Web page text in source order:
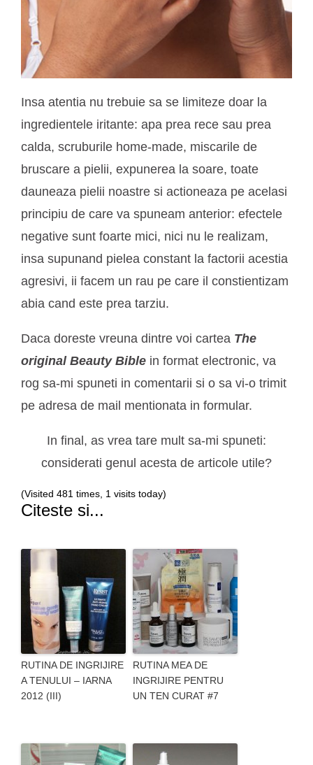
Insa atentia nu trebuie sa se limiteze doar la
ingredientele iritante: apa prea rece sau prea
calda, scruburile home-made, miscarile de
bruscare a pielii, expunerea la soare, toate
dauneaza pielii noastre si actioneaza pe acelasi
principiu de care va spuneam anterior: efectele
negative sunt foarte mici, nici nu le realizam,
insa supunand pielea constant la factorii acestia
agresivi, ii facem un rau pe care il constientizam
abia cand este prea tarziu.
Daca doreste vreuna dintre voi cartea The
original Beauty Bible in format electronic, va
rog sa-mi spuneti in comentarii si o sa vi-o trimit
pe adresa de mail mentionata in formular.
In final, as vrea tare mult sa-mi spuneti:
considerati genul acesta de articole utile?
(Visited 481 times, 1 visits today)
Citeste si...
RUTINA DE INGRIJIRE
A TENULUI – IARNA
2012 (III)
RUTINA MEA DE
INGRIJIRE PENTRU
UN TEN CURAT #7